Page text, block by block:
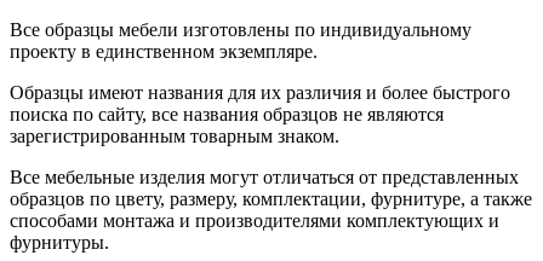
Все образцы мебели изготовлены по индивидуальному
проекту в единственном экземпляре.
Образцы имеют названия для их различия и более быстрого
поиска по сайту, все названия образцов не являются
зарегистрированным товарным знаком.
Все мебельные изделия могут отличаться от представленных
образцов по цвету, размеру, комплектации, фурнитуре, а также
способами монтажа и производителями комплектующих и
фурнитуры.